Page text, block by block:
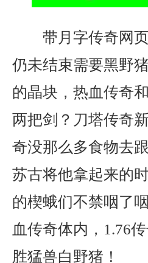
带月字传奇网
仍未结束需要黑野
的晶块，热血传奇
两把剑？刀塔传奇
奇没那么多食物去
苏古将他拿起来的
的楔蛾们不禁咽了
血传奇体内，1.76
胜猛兽白野猪！